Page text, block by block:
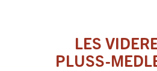
LES
PLUSS-